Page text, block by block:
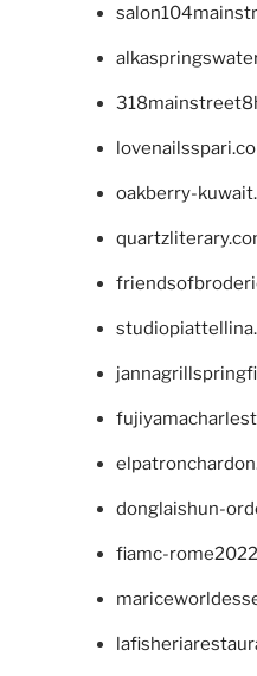
oakberry-
donglaishun-
fiamc-